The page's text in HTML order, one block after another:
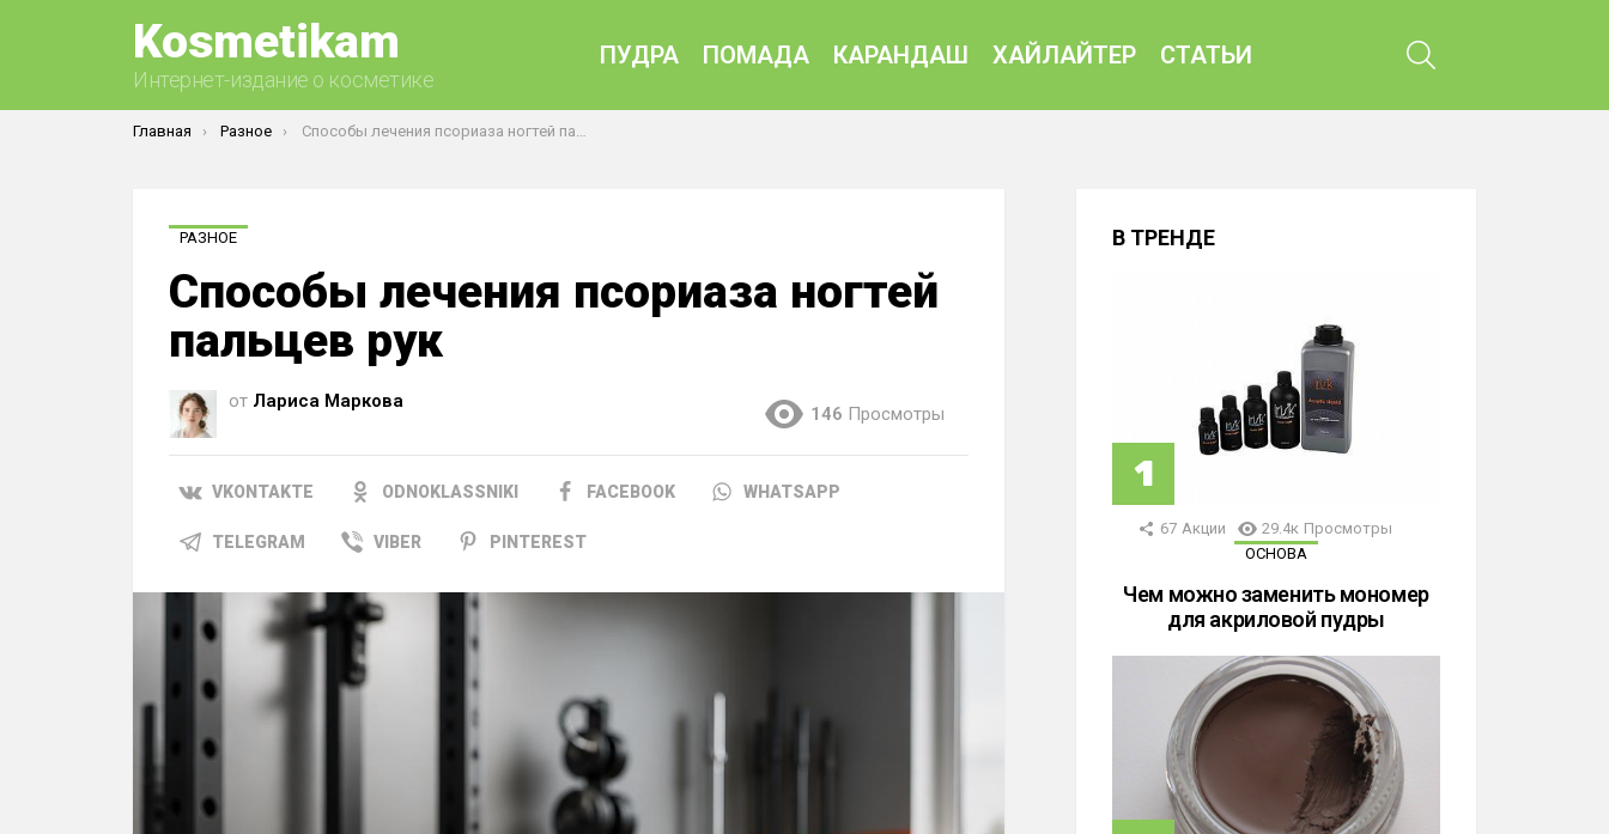
Kosmetikam
Интернет-издание о косметике
ПУДРА ПОМАДА КАРАНДАШ ХАЙЛАЙТЕР СТАТЬИ
Вы здесь:
Главная Разное Способы лечения псориаза ногтей пальцев рук
РАЗНОЕ
Способы лечения псориаза ногтей
пальцев рук
от Лариса Маркова
146 Просмотры
VKONTAKTE ODNOKLASSNIKI FACEBOOK WHATSAPP
TELEGRAM VIBER PINTEREST
В ТРЕНДЕ
67 Акции 29.4к Просмотры
ОСНОВА
Чем можно заменить мономер
для акриловой пудры